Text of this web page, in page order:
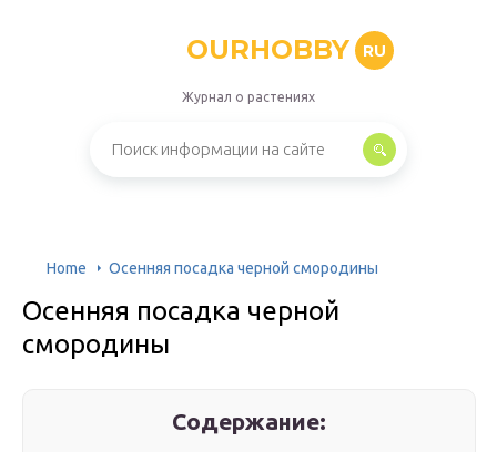
OURHOBBY RU
Журнал о растениях
Home Осенняя посадка черной смородины
Осенняя посадка черной
смородины
Содержание: